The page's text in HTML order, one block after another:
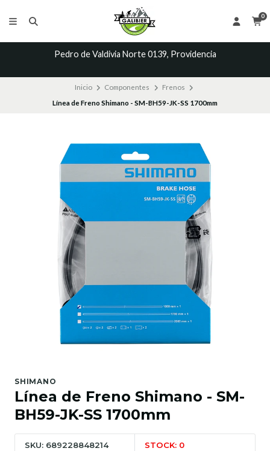
0
Pedro de Valdivia Norte 0139, Providencia
Inicio Componentes
Frenos
Línea de Freno Shimano - SM-BH59-JK-SS 1700mm
SHIMANO
Línea de Freno Shimano - SM-
BH59-JK-SS 1700mm
SKU: 689228848214 STOCK: 0